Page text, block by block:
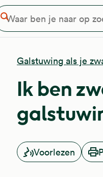
naar op zoek?
Zoeken
Galstuwing als je
Ik ben
Voorlezen